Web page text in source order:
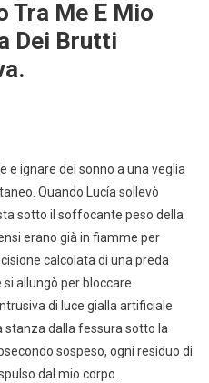
Tra Me E Mio
Dei Brutti
e ignare del sonno a una veglia
Quando Lucía sollevò
sotto il soffocante peso della
erano già in fiamme per
calcolata di una preda
allungò per bloccare
di luce gialla artificiale
stanza dalla fessura sotto la
sospeso, ogni residuo di
dal mio corpo.